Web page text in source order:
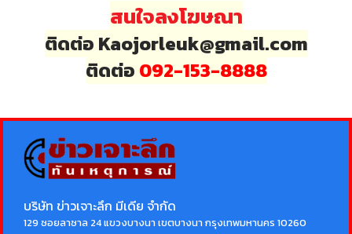
สนใจลงโฆษณา
ติดต่อ Kaojorleuk@gmail.com
ติดต่อ 092-153-8888
บริษัท ข่าวเจาะลึก มีเดีย จำกัด
129 ซอยลาซาล 24 แขวงบางนา เขตบางนา กรุงเทพมหานคร 10260